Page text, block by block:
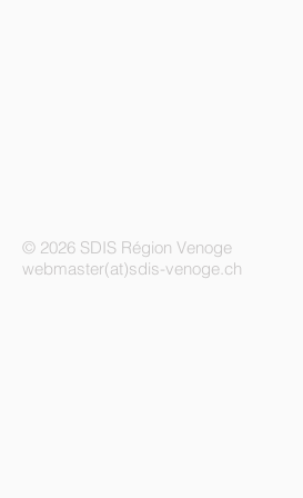
© 2026 SDIS Région Venoge
webmaster(at)sdis-venoge.ch